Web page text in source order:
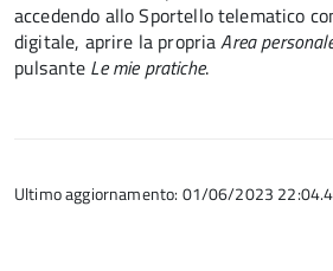
accedendo allo Sportello telematico
digitale, aprire la propriaArea
pulsante Le mie pratiche.
Ultimo aggiornamento: 01/06/2023